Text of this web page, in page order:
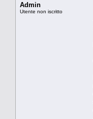
Admin
Utente non iscritto